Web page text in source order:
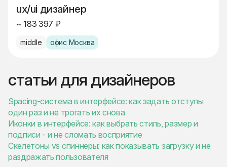
ux/ui дизайнер
~ 183 397 ₽
middle офис Москва
статьи для дизайнеров
Spacing-система в интерфейсе: как задать отступы
один раз и не трогать их снова
Иконки в интерфейсе: как выбрать стиль, размер и
подписи - и не сломать восприятие
Скелетоны vs спиннеры: как показывать загрузку и не
раздражать пользователя